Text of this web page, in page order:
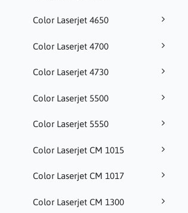
Color Laserjet 4650
Color Laserjet 4700
Color Laserjet 4730
Color Laserjet 5500
Color Laserjet 5550
Color Laserjet CM 1015
Color Laserjet CM 1017
Color Laserjet CM 1300